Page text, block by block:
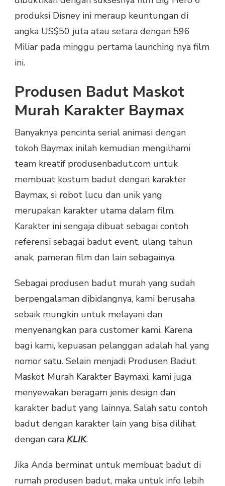
produksi Disney ini meraup keuntungan di
angka US$50 juta atau setara dengan 596
Miliar pada minggu pertama launching nya film
ini.
Produsen Badut Maskot
Murah Karakter Baymax
Banyaknya pencinta serial animasi dengan
tokoh Baymax inilah kemudian mengilhami
team kreatif produsenbadut.com untuk
membuat kostum badut dengan karakter
Baymax, si robot lucu dan unik yang
merupakan karakter utama dalam film.
Karakter ini sengaja dibuat sebagai contoh
referensi sebagai badut event, ulang tahun
anak, pameran film dan lain sebagainya.
Sebagai produsen badut murah yang sudah
berpengalaman dibidangnya, kami berusaha
sebaik mungkin untuk melayani dan
menyenangkan para customer kami. Karena
bagi kami, kepuasan pelanggan adalah hal yang
nomor satu. Selain menjadi Produsen Badut
Maskot Murah Karakter Baymaxi, kami juga
menyewakan beragam jenis design dan
karakter badut yang lainnya. Salah satu contoh
badut dengan karakter lain yang bisa dilihat
dengan cara KLIK.
Jika Anda berminat untuk membuat badut di
rumah produsen badut, maka untuk info lebih